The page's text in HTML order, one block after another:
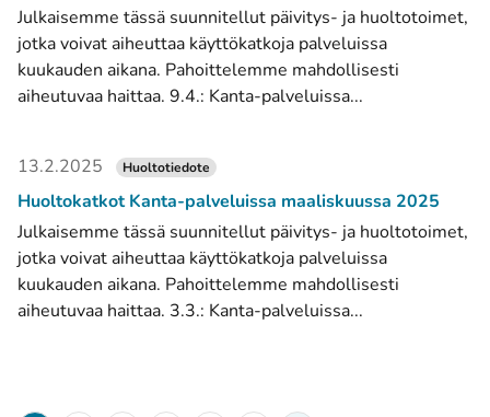
Julkaisemme tässä suunnitellut päivitys- ja huoltotoimet,
jotka voivat aiheuttaa käyttökatkoja palveluissa
kuukauden aikana. Pahoittelemme mahdollisesti
aiheutuvaa haittaa. 9.4.: Kanta-palveluissa...
13.2.2025 Huoltotiedote
Huoltokatkot Kanta-palveluissa maaliskuussa 2025
Julkaisemme tässä suunnitellut päivitys- ja huoltotoimet,
jotka voivat aiheuttaa käyttökatkoja palveluissa
kuukauden aikana. Pahoittelemme mahdollisesti
aiheutuvaa haittaa. 3.3.: Kanta-palveluissa...